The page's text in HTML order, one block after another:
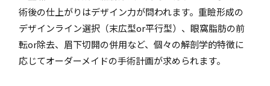
術後の仕上がりはデザイン力が問われます。重瞼形成の
デザインライン選択（末広型or平行型）、眼窩脂肪の前
転or除去、眉下切開の併用など、個々の解剖学的特徴に
応じてオーダーメイドの手術計画が求められます。